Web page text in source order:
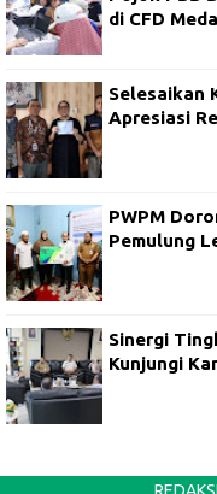
di CFD
Selesaikan
Apresiasi
PWPM
Pemulung
Sinergi
Kunjungi